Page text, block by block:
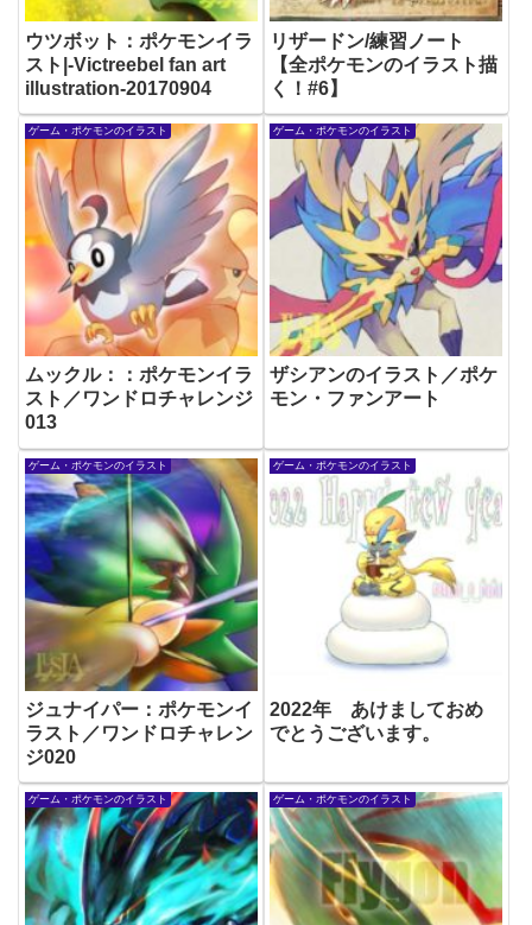
ウツボット：ポケモンイラ
スト|-Victreebel fan art
illustration-20170904
リザードン/練習ノート
【全ポケモンのイラスト描
く！#6】
ゲーム・ポケモンのイラスト
ムックル：：ポケモンイラ
スト／ワンドロチャレンジ
013
ゲーム・ポケモンのイラスト
ザシアンのイラスト／ポケ
モン・ファンアート
ゲーム・ポケモンのイラスト
ジュナイパー：ポケモンイ
ラスト／ワンドロチャレン
ジ020
ゲーム・ポケモンのイラスト
2022年 あけましておめ
でとうございます。
ゲーム・ポケモンのイラスト ゲーム・ポケモンのイラスト